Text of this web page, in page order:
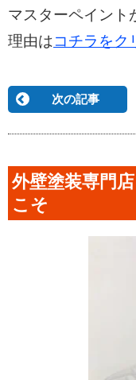
マスターペイント
理由はコチラをク
次の記事
外壁塗装専門
こそ